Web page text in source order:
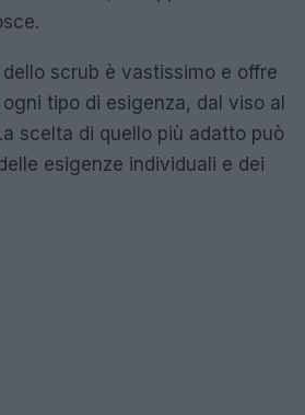
dello scrub è vastissimo e offre
tipo di esigenza, dal viso al
scelta di quello più adatto può
esigenze individuali e dei